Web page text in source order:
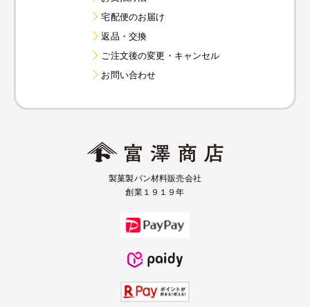
宅配便のお届け
返品・交換
ご注文後の変更・キャンセル
お問い合わせ
製菓製パン材料販売会社
創業１９１９年